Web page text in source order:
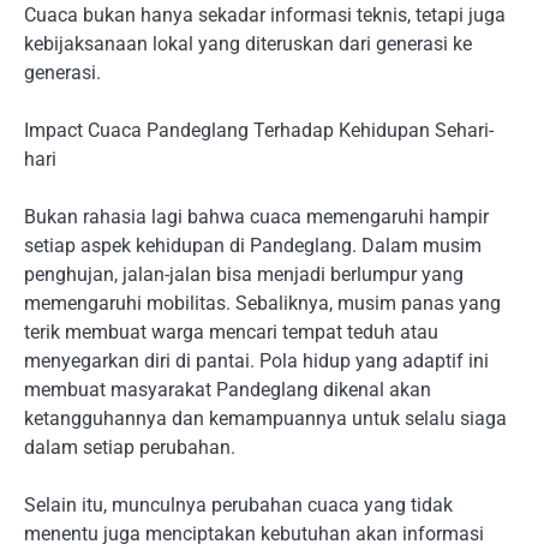
Cuaca bukan hanya sekadar informasi teknis, tetapi juga
kebijaksanaan lokal yang diteruskan dari generasi ke
generasi.
Impact Cuaca Pandeglang Terhadap Kehidupan Sehari-
hari
Bukan rahasia lagi bahwa cuaca memengaruhi hampir
setiap aspek kehidupan di Pandeglang. Dalam musim
penghujan, jalan-jalan bisa menjadi berlumpur yang
memengaruhi mobilitas. Sebaliknya, musim panas yang
terik membuat warga mencari tempat teduh atau
menyegarkan diri di pantai. Pola hidup yang adaptif ini
membuat masyarakat Pandeglang dikenal akan
ketangguhannya dan kemampuannya untuk selalu siaga
dalam setiap perubahan.
Selain itu, munculnya perubahan cuaca yang tidak
menentu juga menciptakan kebutuhan akan informasi